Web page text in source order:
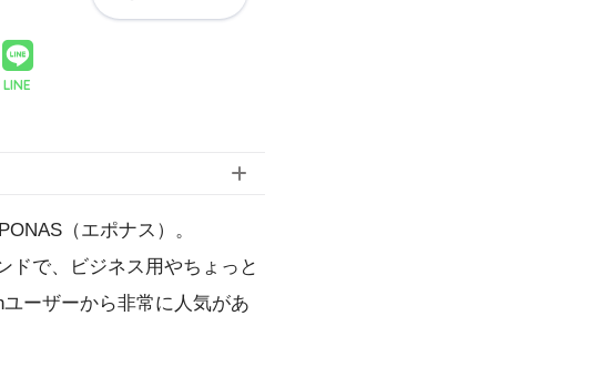
LINE
（エポナス）。
ドで、ビジネス用やちょっと
ーザーから非常に人気があ